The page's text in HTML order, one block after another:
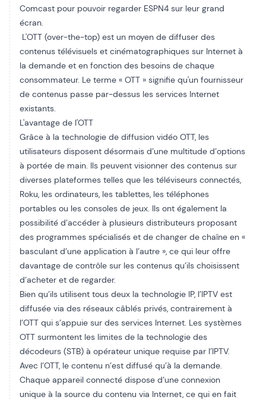
Comcast pour pouvoir regarder ESPN4 sur leur grand
écran.
L'OTT (over-the-top) est un moyen de diffuser des
contenus télévisuels et cinématographiques sur Internet à
la demande et en fonction des besoins de chaque
consommateur. Le terme « OTT » signifie qu'un fournisseur
de contenus passe par-dessus les services Internet
existants.
L'avantage de l'OTT
Grâce à la technologie de diffusion vidéo OTT, les
utilisateurs disposent désormais d’une multitude d’options
à portée de main. Ils peuvent visionner des contenus sur
diverses plateformes telles que les téléviseurs connectés,
Roku, les ordinateurs, les tablettes, les téléphones
portables ou les consoles de jeux. Ils ont également la
possibilité d’accéder à plusieurs distributeurs proposant
des programmes spécialisés et de changer de chaîne en «
basculant d’une application à l’autre », ce qui leur offre
davantage de contrôle sur les contenus qu’ils choisissent
d’acheter et de regarder.
Bien qu’ils utilisent tous deux la technologie IP, l’IPTV est
diffusée via des réseaux câblés privés, contrairement à
l’OTT qui s’appuie sur des services Internet. Les systèmes
OTT surmontent les limites de la technologie des
décodeurs (STB) à opérateur unique requise par l’IPTV.
Avec l’OTT, le contenu n’est diffusé qu’à la demande.
Chaque appareil connecté dispose d’une connexion
unique à la source du contenu via Internet, ce qui en fait